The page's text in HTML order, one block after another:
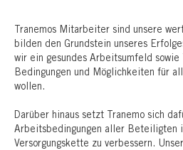
Tranemos Mitarbeiter sind unsere
bilden den Grundstein unseres
wir ein gesundes Arbeitsumfeld
Bedingungen und Möglichkeiten für
wollen.
Darüber hinaus setzt Tranemo sich
Arbeitsbedingungen aller Beteiligten
Versorgungskette zu verbessern.